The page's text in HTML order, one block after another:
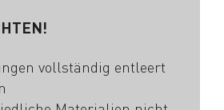
vollständig entleert